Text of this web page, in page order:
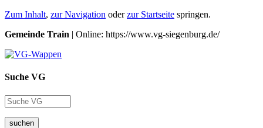
Zum Inhalt, zur Navigation oderzur Startseite springen.
Gemeinde Train | Online: https://www.vg-siegenburg.de/
Suche VG
suchen